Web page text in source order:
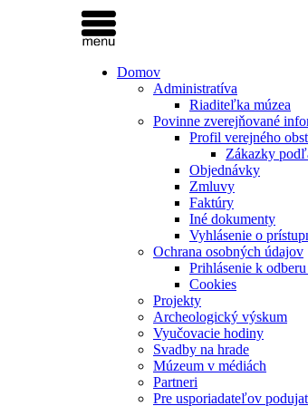
Domov
Administratíva
Riaditeľka múzea
Povinne zverejňované
Profil verejného
Zákazky
Objednávky
Zmluvy
Faktúry
Iné dokumenty
Vyhlásenie o
Ochrana osobných údajov
Prihlásenie k
Cookies
Projekty
Archeologický výskum
Vyučovacie hodiny
Svadby na hrade
Múzeum v médiách
Partneri
Pre usporiadateľov